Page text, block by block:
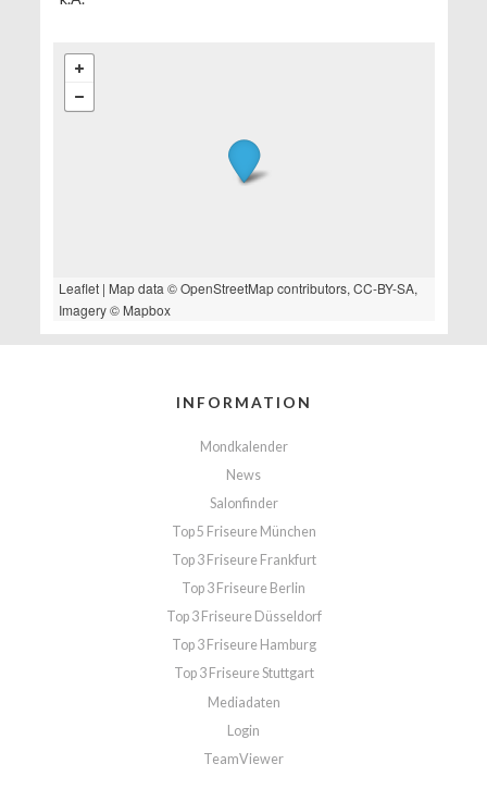
Leaflet| Map data ©OpenStreetMapcontributors, CC-BY-SA,
Imagery © Mapbox
INFORMATION
Mondkalender
News
Salonfinder
Top 5 Friseure München
Top 3 Friseure Frankfurt
Top 3 Friseure Berlin
Top 3 Friseure Düsseldorf
Top 3 Friseure Hamburg
Top 3 Friseure Stuttgart
Mediadaten
Login
TeamViewer